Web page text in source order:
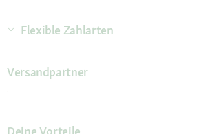
Flexible Zahlarten
Versandpartner
Deine Vorteile